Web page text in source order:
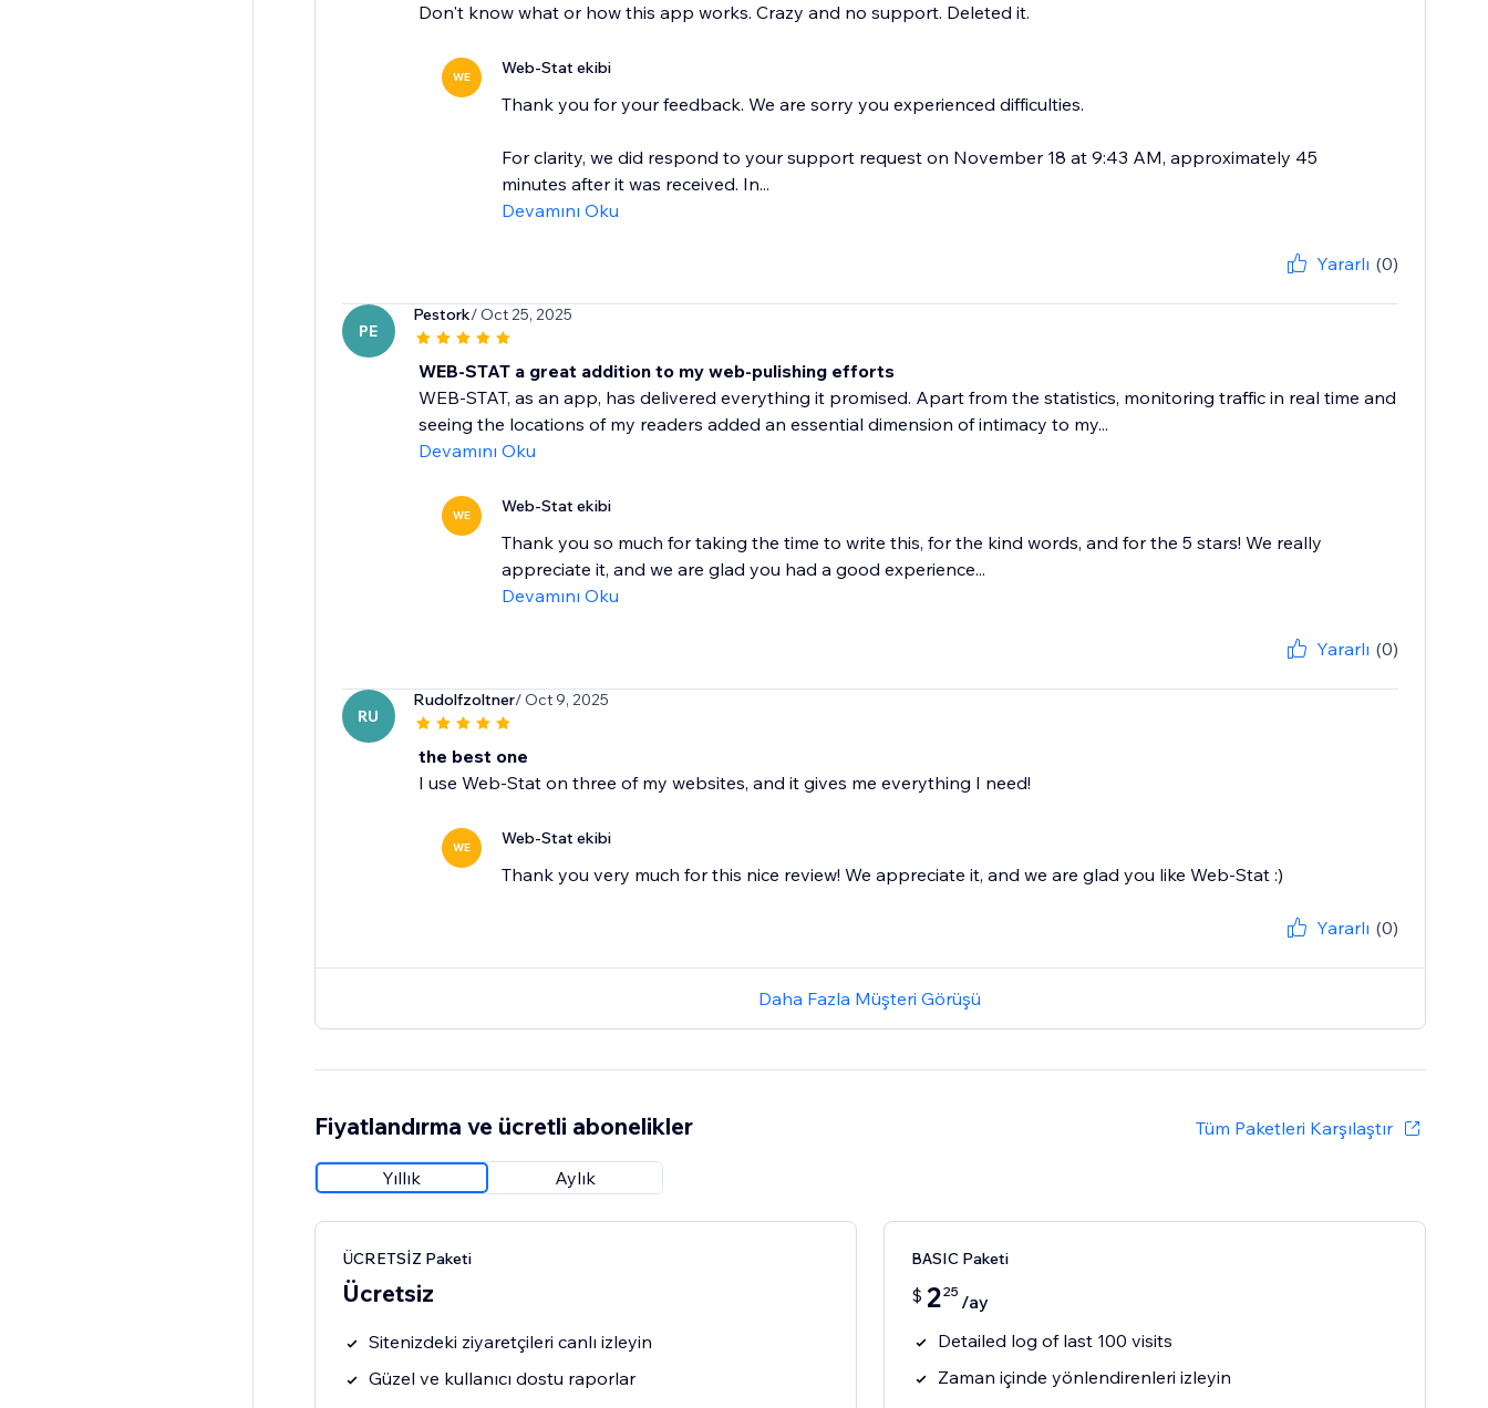
Don't know what or how this app works. Crazy and no support. Deleted it.
WE Web-Stat ekibi
Thank you for your feedback. We are sorry you experienced difficulties.
For clarity, we did respond to your support request on November 18 at 9:43 AM, approximately 45
minutes after it was received. In...
Devamını Oku
Yararlı (0)
PE
Pestork/ Oct 25, 2025
WEB-STAT a great addition to my web-pulishing efforts
WEB-STAT, as an app, has delivered everything it promised. Apart from the statistics, monitoring traffic in real time and
seeing the locations of my readers added an essential dimension of intimacy to my...
Devamını Oku
WE Web-Stat ekibi
Thank you so much for taking the time to write this, for the kind words, and for the 5 stars! We really
appreciate it, and we are glad you had a good experience...
Devamını Oku
Yararlı (0)
RU
Rudolfzoltner/ Oct 9, 2025
the best one
I use Web-Stat on three of my websites, and it gives me everything I need!
WE Web-Stat ekibi
Thank you very much for this nice review! We appreciate it, and we are glad you like Web-Stat :)
Yararlı (0)
Daha Fazla Müşteri Görüşü
Fiyatlandırma ve ücretli abonelikler Tüm Paketleri Karşılaştır
Yıllık Aylık
ÜCRETSİZ Paketi
Ücretsiz
Sitenizdeki ziyaretçileri canlı izleyin
Güzel ve kullanıcı dostu raporlar
BASIC Paketi
$ 225 /ay
Detailed log of last 100 visits
Zaman içinde yönlendirenleri izleyin